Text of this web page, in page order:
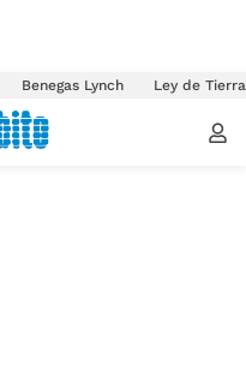
Benegas Lynch Ley de